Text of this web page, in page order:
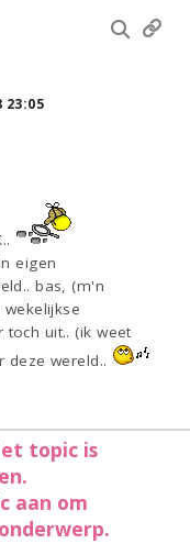
23:05
eigen
bas, (m'n
uit.. (ik weet
deze wereld..
topic is
aan om